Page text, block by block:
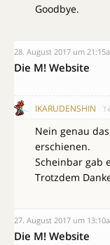
Goodbye.
28. August 2017 um 21:15
Die M! Website
IKARUDENSHIN
Nein genau
erschienen.
Scheinbar gab
Trotzdem
27. August 2017 um 13:10
Die M! Website